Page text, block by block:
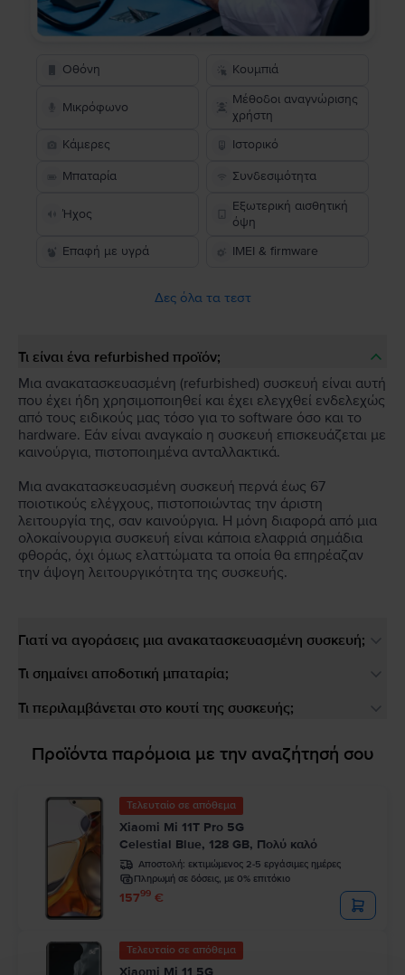
Οθόνη Κουμπιά
Μικρόφωνο
Μέθοδοι αναγνώρισης
χρήστη
Κάμερες
Ιστορικό
Μπαταρία Συνδεσιμότητα
Ήχος
Εξωτερική αισθητική
όψη
Επαφή με υγρά
IMEI & firmware
Δες όλα τα τεστ
Τι είναι ένα refurbished προϊόν;
Μια ανακατασκευασμένη (refurbished) συσκευή είναι αυτή
που έχει ήδη χρησιμοποιηθεί και έχει ελεγχθεί ενδελεχώς
από τους ειδικούς μας τόσο για το software όσο και το
hardware. Εάν είναι αναγκαίο η συσκευή επισκευάζεται με
καινούργια, πιστοποιημένα ανταλλακτικά.
Μια ανακατασκευασμένη συσκευή περνά έως 67
ποιοτικούς ελέγχους, πιστοποιώντας την άριστη
λειτουργία της, σαν καινούργια. Η μόνη διαφορά από μια
ολοκαίνουργια συσκευή είναι κάποια ελαφριά σημάδια
φθοράς, όχι όμως ελαττώματα τα οποία θα επηρέαζαν
την άψογη λειτουργικότητα της συσκευής.
Γιατί να αγοράσεις μια ανακατασκευασμένη συσκευή;
Τι σημαίνει αποδοτική μπαταρία;
Τι περιλαμβάνεται στο κουτί της συσκευής;
Προϊόντα παρόμοια με την αναζήτησή σου
Τελευταίο σε απόθεμα
Xiaomi Mi 11T Pro 5G
Celestial Blue, 128 GB, Πολύ καλό
Αποστολή: εκτιμώμενος 2-5 εργάσιμες ημέρες
Πληρωμή σε δόσεις, με 0% επιτόκιο
15799 €
Τελευταίο σε απόθεμα